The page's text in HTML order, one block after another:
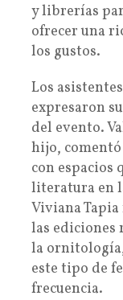
y librerías
ofrecer una
los gustos.
Los
expresaron
del evento.
hijo,
con espacios
literatura en
Viviana
las ediciones
la
este tipo de
frecuencia.